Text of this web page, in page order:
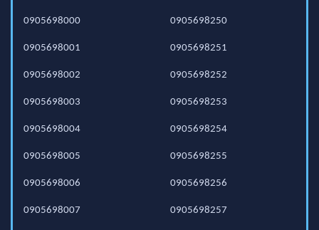
0905698000
0905698001
0905698002
0905698003
0905698004
0905698005
0905698006
0905698007
0905698250
0905698251
0905698252
0905698253
0905698254
0905698255
0905698256
0905698257